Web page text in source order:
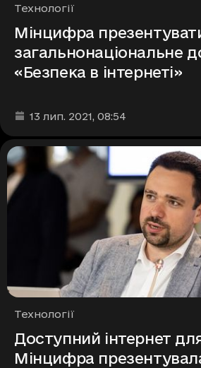
Рубрики
Технології
Мінцифра
загальнонаціональне
«Безпека в інтернеті»
Дата та час публікації
13 лип. 2021, 08:54
Рубрики
Технології
Доступний інтернет
Мінцифра